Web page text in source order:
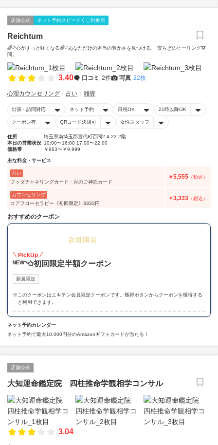
店舗公式 ネット予約スピードくじ対象店
Reichtum
🌈ᵕ̈*心がすっと軽くなる🌈ᵕ̈ あなただけの本当の豊かさを見つける、 安らぎのヒーリング空
間。
3.40 口コミ 2件 写真 22枚
心理カウンセリング 占い 雑貨
出張・訪問対応 ネット予約 日祝OK 21時以降OK
クーポン有 QRコード決済可 女性スタッフ
住所
埼玉県南埼玉郡宮代町百間2-4-22-2階
本日の営業状況 10:00〜16:00 17:00〜22:00
価格帯
￥963〜￥9,999
主な料金・サービス
占い
ブッダチャネリングカード・月のご神託カード
￥5,555 （税込）
カウンセリング
コアフローセラピー《初回限定》3333円
￥3,333 （税込）
おすすめのクーポン
PickUp
ᴺᴱᵂ◝✩初回限定半額クーポン
新規限定
※ このクーポンはエキテン会員限定クーポンです。獲得ボタンからクーポンを獲得する
と利用できます。
ネット予約カレンダー
ネット予約で最大10,000円分のAmazonギフトカードが当たる！
店舗公式
大知運命鑑定院 四柱推命学観相学コンサル
3.04